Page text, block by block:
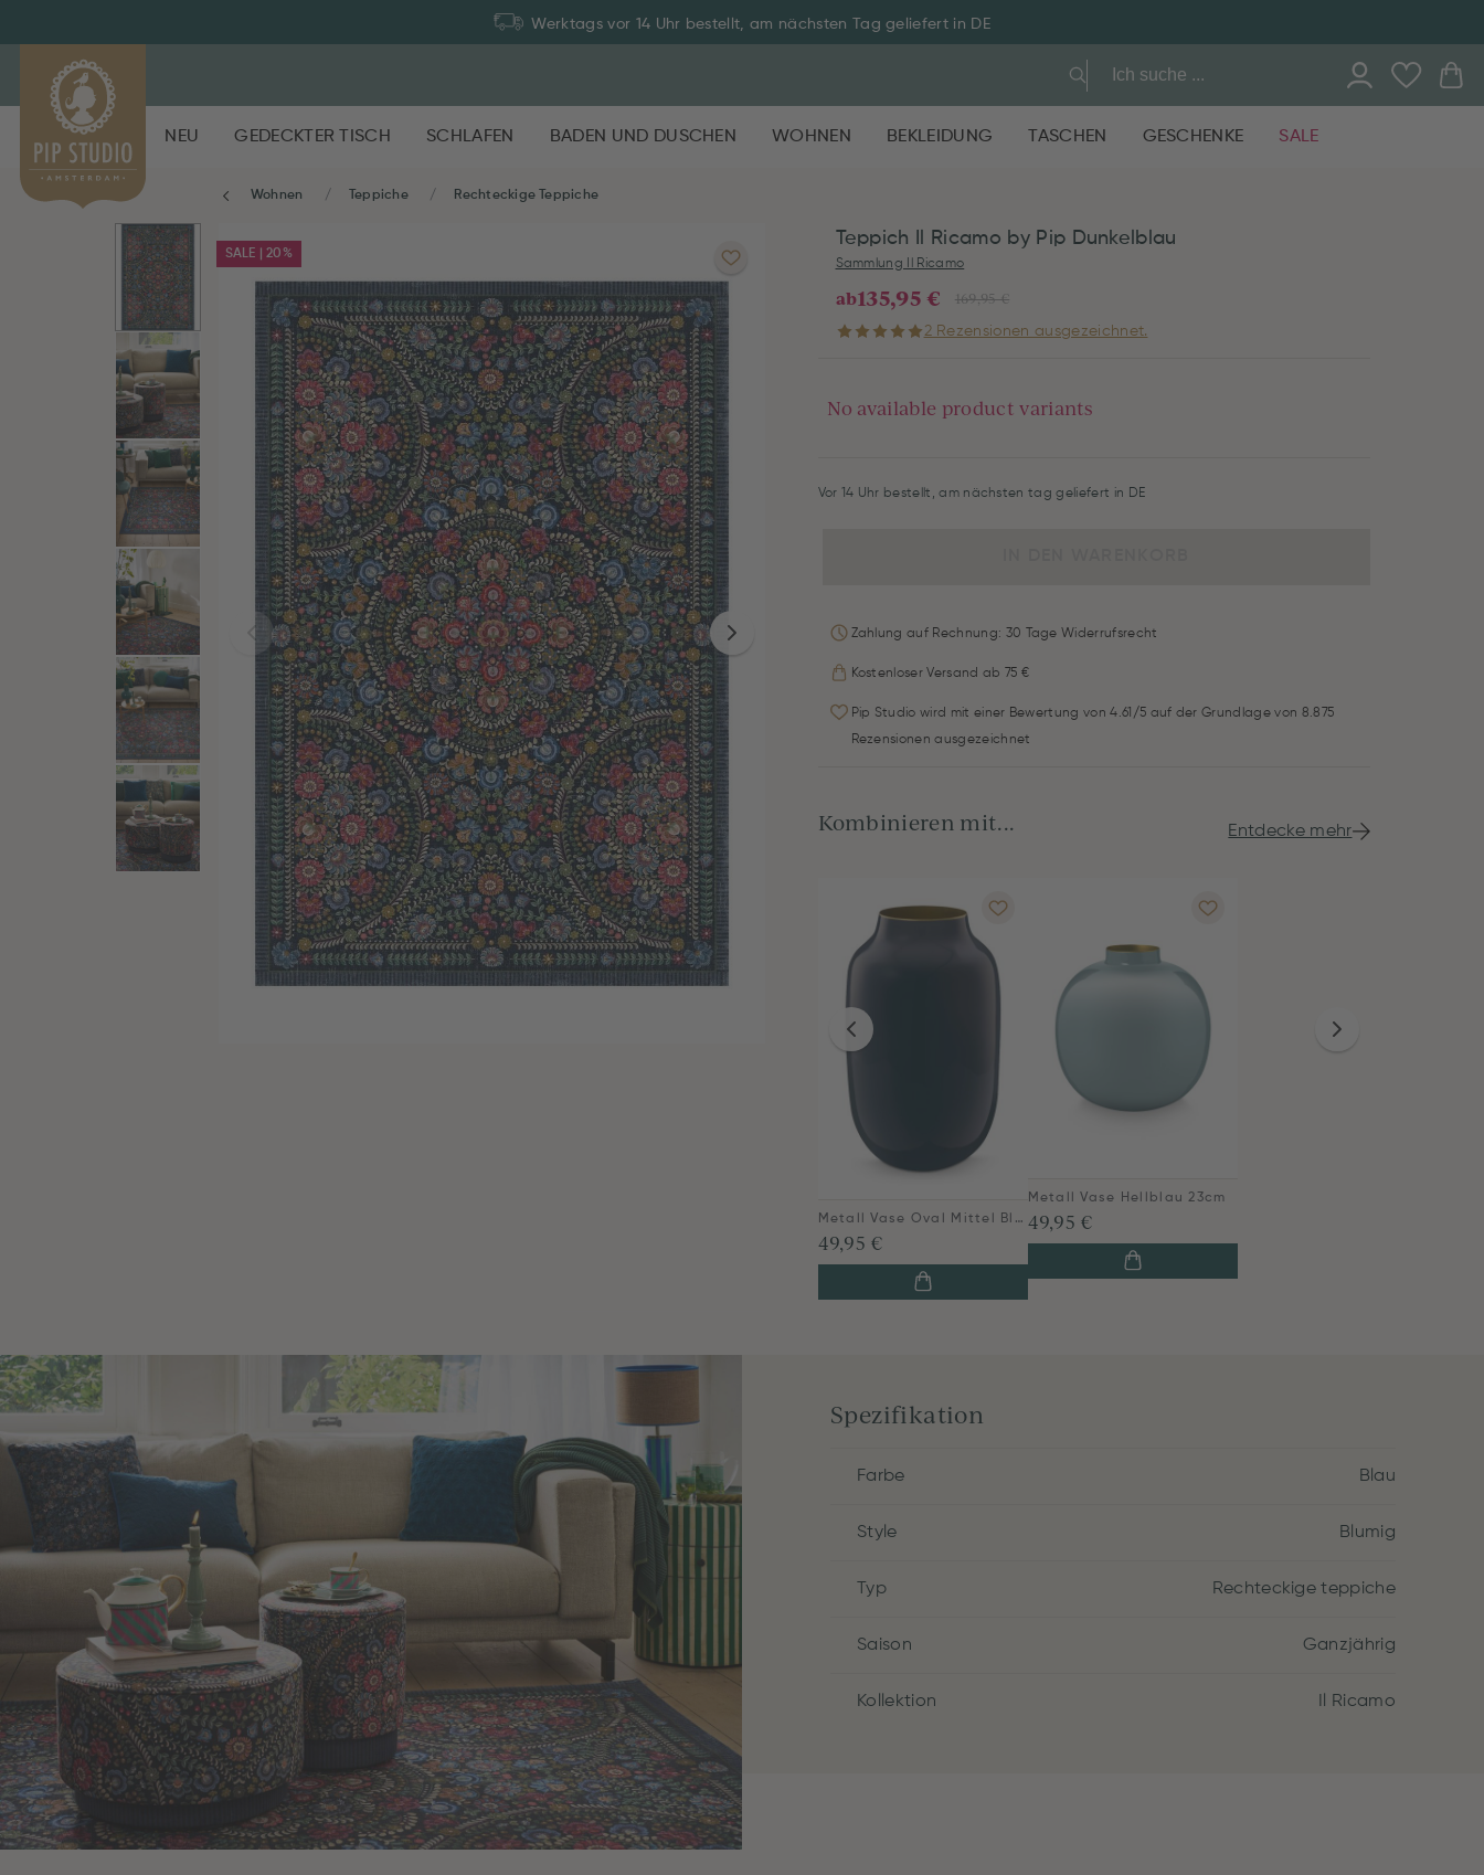
Werktags vor 14 Uhr bestellt, am nächsten Tag geliefert in DE
NEU GEDECKTER TISCH SCHLAFEN BADEN UND DUSCHEN WOHNEN BEKLEIDUNG TASCHEN GESCHENKE SALE
Wohnen Teppiche Rechteckige Teppiche
SALE | 20%
Teppich Il Ricamo by Pip Dunkelblau
Sammlung Il Ricamo
ab 169,95 €
135,95 €
2 Rezensionen ausgezeichnet.
No available product variants
Vor 14 Uhr bestellt, am nächsten tag geliefert in DE
Zahlung auf Rechnung: 30 Tage Widerrufsrecht
Kostenloser Versand ab 75 €
Pip Studio wird mit einer Bewertung von 4.61/5 auf der Grundlage von 8.875
Rezensionen ausgezeichnet
Kombinieren mit... Entdecke mehr
Metall Vase Oval Mittel Blau 30cm
49,95 €
Metall Vase Hellblau 23cm
49,95 €
Spezifikation
Farbe Blau
Style Blumig
Typ Rechteckige teppiche
Saison Ganzjährig
Kollektion Il Ricamo